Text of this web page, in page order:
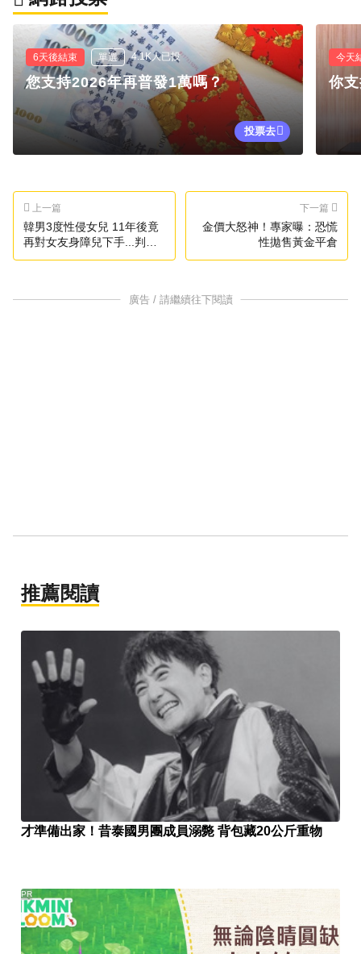
6天後結束 單選 4.1K人已投
您支持2026年再普發1萬嗎？
投票去
今天
你
上一篇
韓男3度性侵女兒 11年後竟
再對女友身障兒下手...判化
學閹割
下一篇
金價大怒神！專家曝：恐慌
性拋售黃金平倉
廣告 / 請繼續往下閱讀
推薦閱讀
才準備出家！昔泰國男團成員溺斃 背包藏20公斤重物
PR